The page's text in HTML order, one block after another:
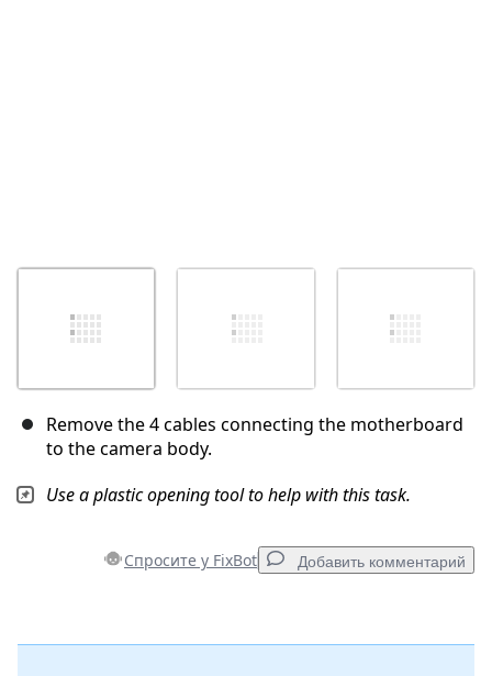
Remove the 4 cables connecting the motherboard
to the camera body.
Use a plastic opening tool to help with this task.
Спросите у FixBot Добавить комментарий